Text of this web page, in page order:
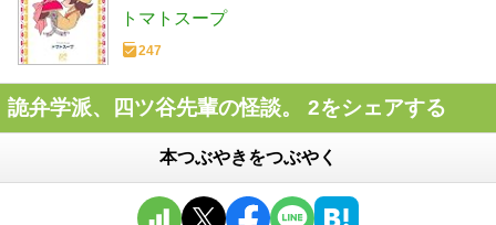
トマトスープ
247
詭弁学派、四ツ谷先輩の怪談。 2をシェアする
本つぶやきをつぶやく